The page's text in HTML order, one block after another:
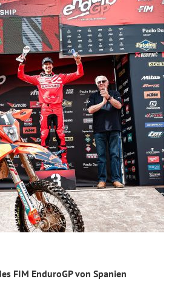
FIM EnduroGP von Spanien